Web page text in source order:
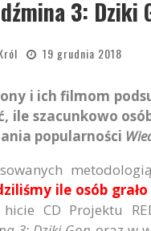
3: Dziki
19 grudnia 2018
i ich filmom
ile szacunkowo
popularności
ile osób
CD Projektu